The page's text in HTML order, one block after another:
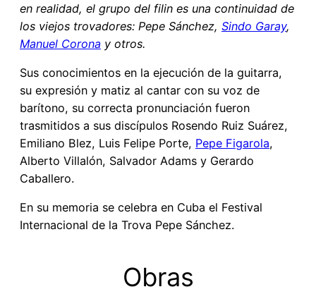
en realidad, el grupo del filin es una continuidad de
los viejos trovadores: Pepe Sánchez, Sindo Garay,
Manuel Corona y otros.
Sus conocimientos en la ejecución de la guitarra,
su expresión y matiz al cantar con su voz de
barítono, su correcta pronunciación fueron
trasmitidos a sus discípulos Rosendo Ruiz Suárez,
Emiliano Blez, Luis Felipe Porte, Pepe Figarola,
Alberto Villalón, Salvador Adams y Gerardo
Caballero.
En su memoria se celebra en Cuba el Festival
Internacional de la Trova Pepe Sánchez.
Obras